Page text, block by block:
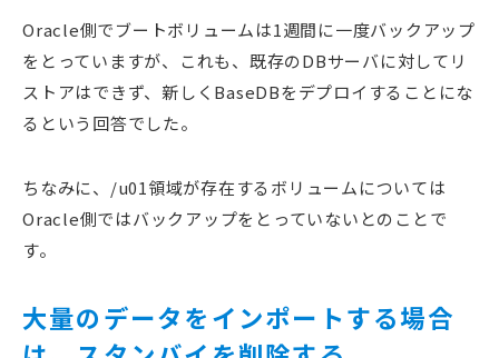
Oracle側でブートボリュームは1週間に一度バックアップ
をとっていますが、これも、既存のDBサーバに対してリ
ストアはできず、新しくBaseDBをデプロイすることにな
るという回答でした。
ちなみに、/u01領域が存在するボリュームについては
Oracle側ではバックアップをとっていないとのことで
す。
大量のデータをインポートする場合